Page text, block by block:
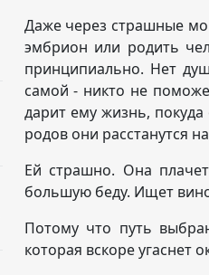
Даже через страшные
эмбрион или родить
принципиально. Нет
самой - никто не
дарит ему жизнь,
родов они расстанутся
Ей страшно. Она
большую беду. Ищет
Потому что путь
которая вскоре угаснет